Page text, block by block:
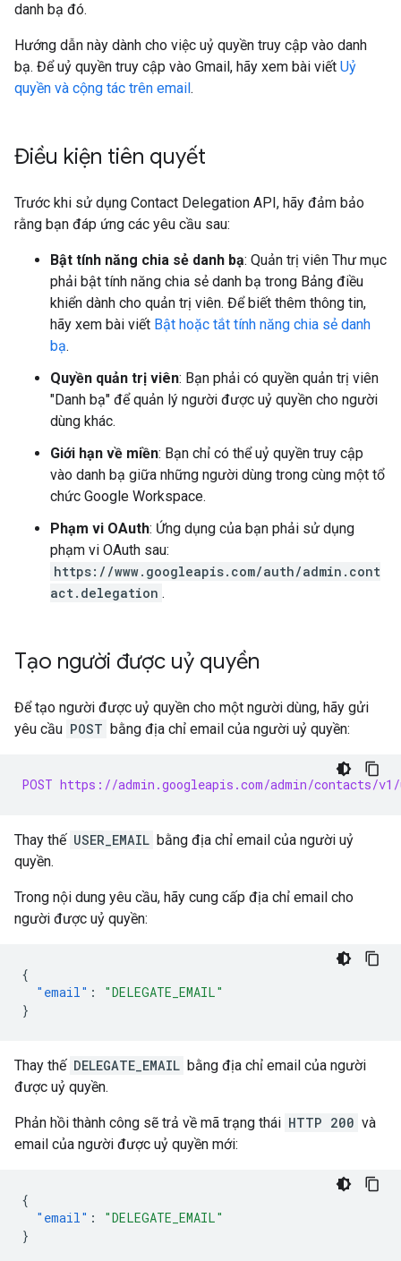
danh bạ đó.
Hướng dẫn này dành cho việc uỷ quyền truy cập vào danh
bạ. Để uỷ quyền truy cập vào Gmail, hãy xem bài viết Uỷ
quyền và cộng tác trên email.
Điều kiện tiên quyết
Trước khi sử dụng Contact Delegation API, hãy đảm bảo
rằng bạn đáp ứng các yêu cầu sau:
Bật tính năng chia sẻ danh bạ: Quản trị viên Thư mục
phải bật tính năng chia sẻ danh bạ trong Bảng điều
khiển dành cho quản trị viên. Để biết thêm thông tin,
hãy xem bài viết Bật hoặc tắt tính năng chia sẻ danh
bạ.
Quyền quản trị viên: Bạn phải có quyền quản trị viên
"Danh bạ" để quản lý người được uỷ quyền cho người
dùng khác.
Giới hạn về miền: Bạn chỉ có thể uỷ quyền truy cập
vào danh bạ giữa những người dùng trong cùng một tổ
chức Google Workspace.
Phạm vi OAuth: Ứng dụng của bạn phải sử dụng
phạm vi OAuth sau:
https://www.googleapis.com/auth/admin.cont
act.delegation .
Tạo người được uỷ quyền
Để tạo người được uỷ quyền cho một người dùng, hãy gửi
yêu cầu POST bằng địa chỉ email của người uỷ quyền:
POST https://admin.googleapis.com/admin/contacts/v1/
Thay thế USER_EMAIL bằng địa chỉ email của người uỷ
quyền.
Trong nội dung yêu cầu, hãy cung cấp địa chỉ email cho
người được uỷ quyền:
{
"email" :
"DELEGATE_EMAIL"
}
Thay thế DELEGATE_EMAIL bằng địa chỉ email của người
được uỷ quyền.
Phản hồi thành công sẽ trả về mã trạng thái HTTP 200 và
email của người được uỷ quyền mới:
{
"email" :
"DELEGATE_EMAIL"
}